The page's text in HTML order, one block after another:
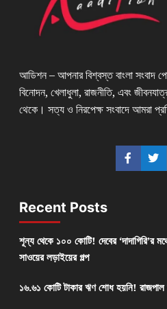
আডিশন – আপনার বিশ্বস্ত বাংলা সংবাদ
বিনোদন, খেলাধুলা, রাজনীতি, এবং
থেকে। সত্য ও নিরপেক্ষ সংবাদে আমরা
Recent Posts
শূন্য থেকে ১০০ কোটি! দেবের ‘দাদাগিরি’র
সাওয়ের লড়াইয়ের গল্প
১৬.৬১ কোটি টাকার ঋণ শোধ হয়নি! রাজপাল